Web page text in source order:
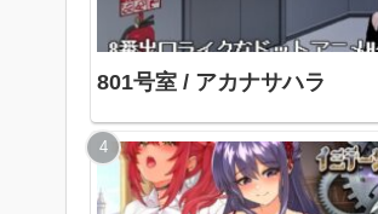
801号室 / アカナサハラ